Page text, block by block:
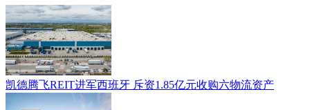
凯德腾飞REIT进军西班牙 斥资1.85亿元收购六物流资产